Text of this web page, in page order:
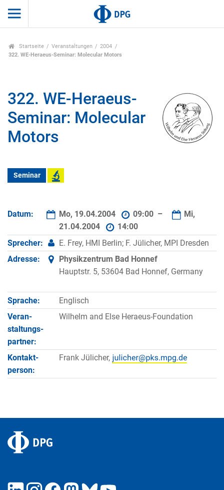
Startseite Veranstaltungen
2004
322. WE-Heraeus-Seminar: Molecular Motors
322. WE-Heraeus-
Seminar: Molecular
Motors
Seminar
Datum: Mo, 19.04.2004 09:00 –
Mi,
21.04.2004
14:00
Sprecher:
E. Frey, HMI Berlin; F. Jülicher, MPI Dresden
Adresse:
Physikzentrum Bad Honnef
Hauptstr. 5, 53604 Bad Honnef, Germany
Sprache:
Englisch
Veran­
staltungs­
partner:
Wilhelm and Else Heraeus-Foundation
Kontakt­
person:
Frank Jülicher,